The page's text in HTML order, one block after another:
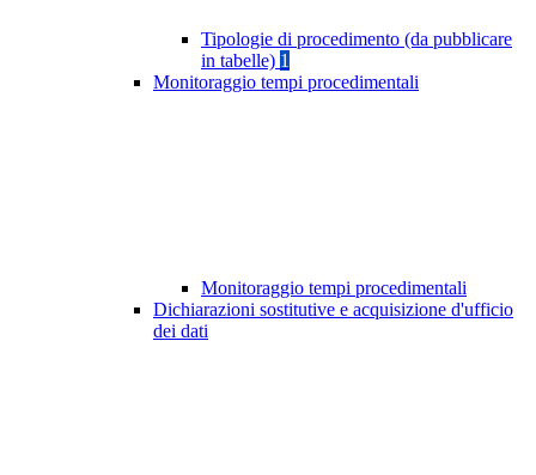
Tipologie di procedimento (da pubblicare
in tabelle) 1
Monitoraggio tempi procedimentali
Monitoraggio tempi procedimentali
Dichiarazioni sostitutive e acquisizione d'ufficio
dei dati